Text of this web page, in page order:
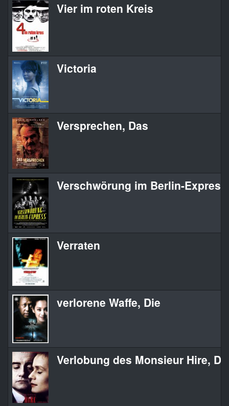
Vier im roten Kreis
Victoria
Versprechen, Das
Verschwörung im Berlin-Express
Verraten
verlorene Waffe, Die
Verlobung des Monsieur Hire,